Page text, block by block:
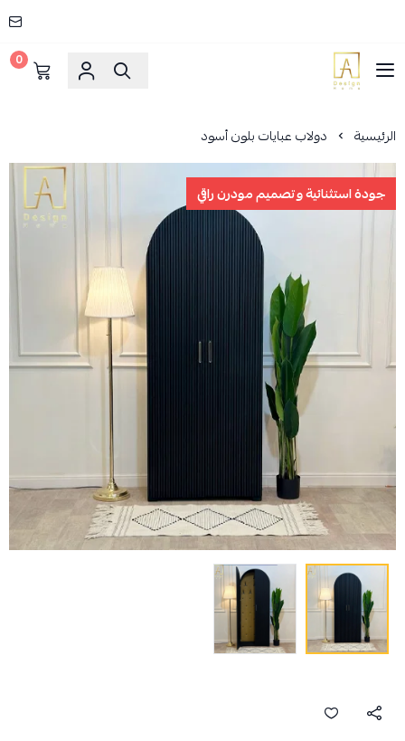
AD HOME
0
الرئيسية دولاب عبايات بلون أسود
جودة استثنائية وتصميم مودرن راقي